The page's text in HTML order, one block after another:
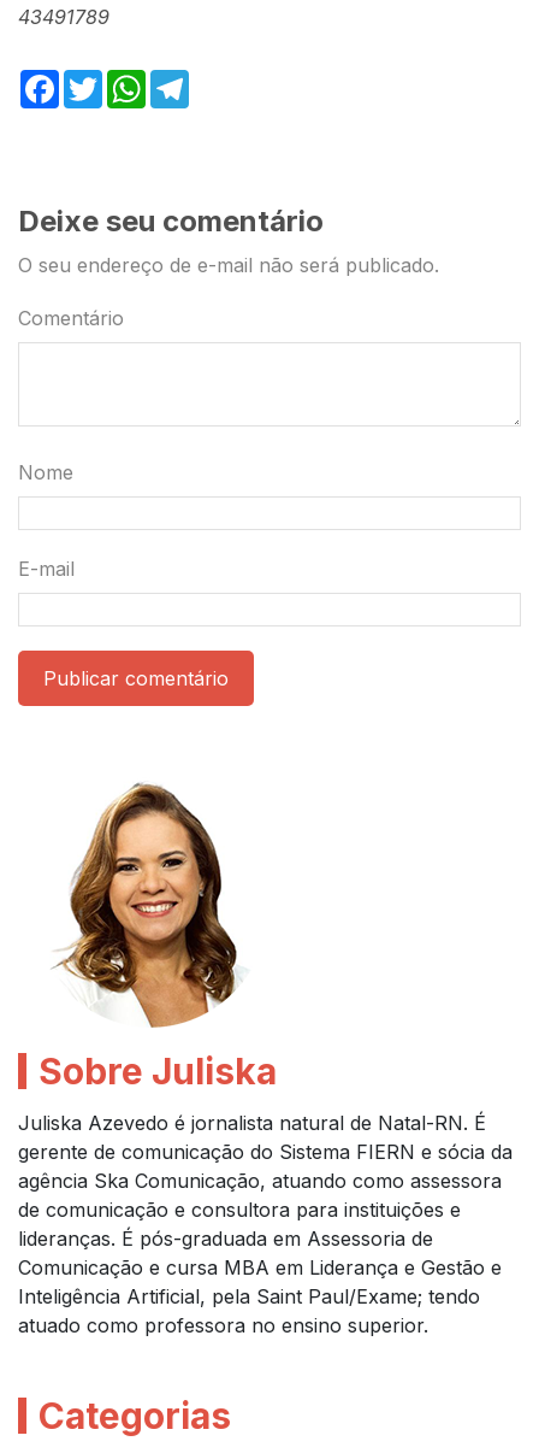
43491789
Facebook
Twitter WhatsApp
Deixe seu comentário
O seu endereço de e-mail não será publicado.
Comentário
Nome
E-mail
Publicar comentário
Sobre Juliska
Juliska Azevedo é jornalista natural de Natal-RN. É
gerente de comunicação do Sistema FIERN e sócia da
agência Ska Comunicação, atuando como assessora
de comunicação e consultora para instituições e
lideranças. É pós-graduada em Assessoria de
Comunicação e cursa MBA em Liderança e Gestão e
Inteligência Artificial, pela Saint Paul/Exame; tendo
atuado como professora no ensino superior.
Categorias